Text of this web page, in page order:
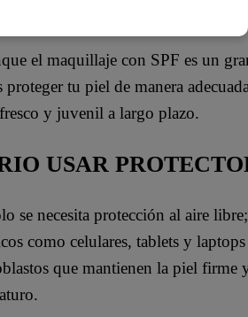
el maquillaje con SPF es un
proteger tu piel de manera
y juvenil a largo plazo.
USAR
se necesita protección al aire
como celulares, tablets y
que mantienen la piel firme